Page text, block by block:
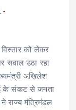
को लेकर
सवाल उठा रहा
अखिलेश
के संकट से जनता
राज्य मंत्रिमंडल